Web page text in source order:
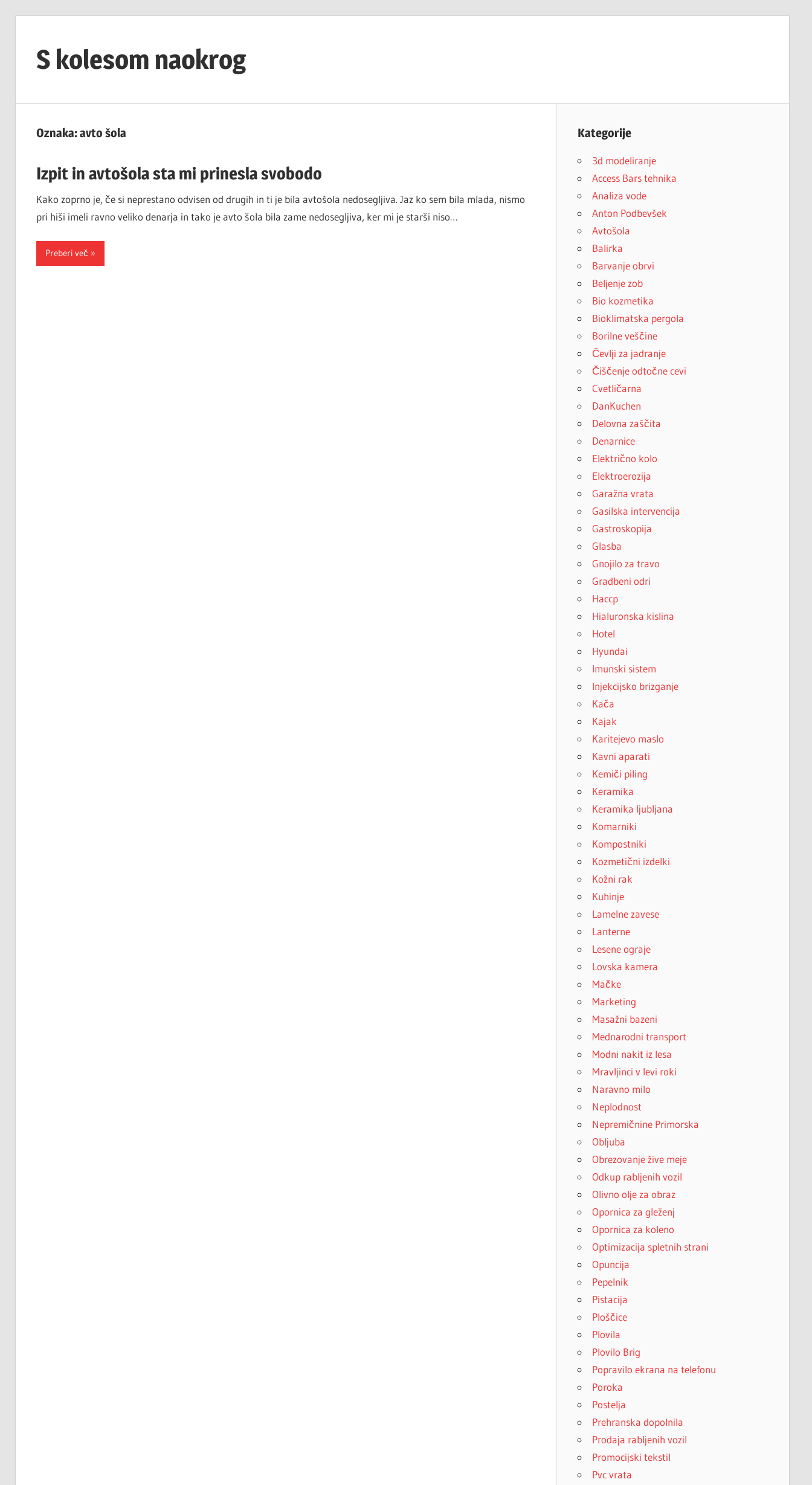
contentS kolesom naokrog
Oznaka:avto šola
Izpit in avtošola sta mi prinesla svobodo
Kako zoprno je, če si neprestano odvisen od drugih in ti je bila avtošola nedosegljiva. Jaz ko sem bila mlada, nismo
pri hiši imeli ravno veliko denarja in tako je avto šola bila zame nedosegljiva, ker mi je starši niso…
Preberi več
Kategorije
3d modeliranje
Access Bars tehnika
Analiza vode
Anton Podbevšek
Avtošola
Balirka
Barvanje obrvi
Beljenje zob
Bio kozmetika
Bioklimatska pergola
Borilne veščine
Čevlji za jadranje
Čiščenje odtočne cevi
Cvetličarna
DanKuchen
Delovna zaščita
Denarnice
Električno kolo
Elektroerozija
Garažna vrata
Gasilska intervencija
Gastroskopija
Glasba
Gnojilo za travo
Gradbeni odri
Haccp
Hialuronska kislina
Hotel
Hyundai
Imunski sistem
Injekcijsko brizganje
Kača
Kajak
Karitejevo maslo
Kavni aparati
Kemiči piling
Keramika
Keramika ljubljana
Komarniki
Kompostniki
Kozmetični izdelki
Kožni rak
Kuhinje
Lamelne zavese
Lanterne
Lesene ograje
Lovska kamera
Mačke
Marketing
Masažni bazeni
Mednarodni transport
Modni nakit iz lesa
Mravljinci v levi roki
Naravno milo
Neplodnost
Nepremičnine Primorska
Obljuba
Obrezovanje žive meje
Odkup rabljenih vozil
Olivno olje za obraz
Opornica za gleženj
Opornica za koleno
Optimizacija spletnih strani
Opuncija
Pepelnik
Pistacija
Ploščice
Plovila
Plovilo Brig
Popravilo ekrana na telefonu
Poroka
Postelja
Prehranska dopolnila
Prodaja rabljenih vozil
Promocijski tekstil
Pvc vrata